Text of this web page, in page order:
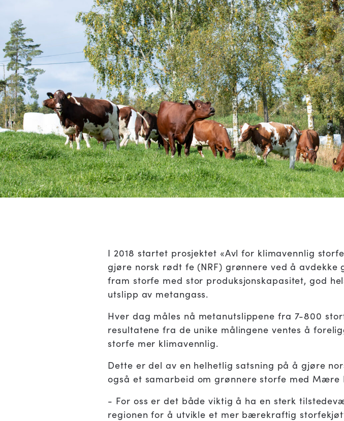
I 2018 startet prosjektet «Avl for klimavennlig
gjøre norsk rødt fe (NRF) grønnere ved å
fram storfe med stor produksjonskapasitet, god
utslipp av metangass.
Hver dag måles nå metanutslippene fra 7-800
resultatene fra de unike målingene ventes å
storfe mer klimavennlig.
Dette er del av en helhetlig satsning på å gjøre
også et samarbeid om grønnere storfe med Mære
- For oss er det både viktig å ha en sterk
regionen for å utvikle et mer bærekraftig